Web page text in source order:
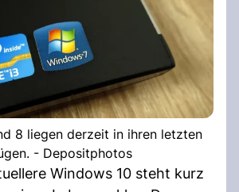
8 liegen derzeit in ihren letzten
- Depositphotos
Windows 10 steht kurz